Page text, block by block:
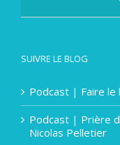
SUIVRE LE BLOG
Podcast | Faire le
Podcast | Prière
Nicolas Pelletier